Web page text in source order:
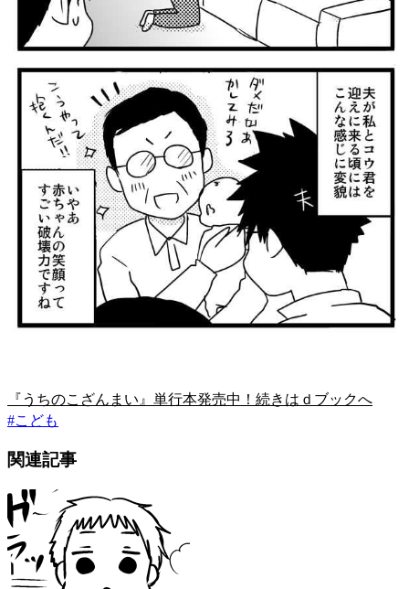
『うちのこざんまい』単行本発売中！続きはｄブックへ
#こども
関連記事